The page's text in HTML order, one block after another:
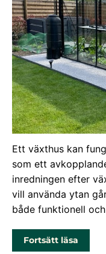
Inreda
Ett växthus kan
som ett
inredningen efter
vill använda ytan
både funktionell
Fortsätt läsa